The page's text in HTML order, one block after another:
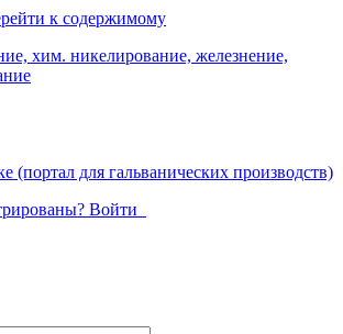
к содержимому
хим. никелирование, железнение,
(портал для гальванических производств)
Войти